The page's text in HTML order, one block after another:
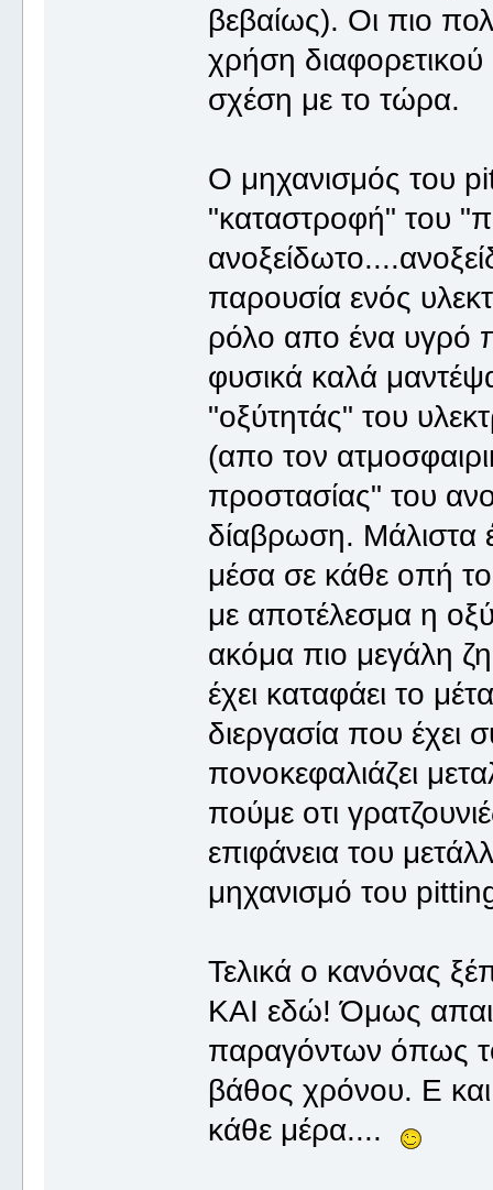
βεβαίως). Οι πιο
χρήση
σχέση με το τώρα.
Ο μηχανισμός του
"καταστροφή" του
παρουσία ενός
ρόλο απο ένα υγρό
φυσικά καλά
"οξύτητάς" του
(απο τον
προστασίας" του
δίαβρωση. Μάλιστα
μέσα σε κάθε οπή
με αποτέλεσμα η
ακόμα πιο μεγάλη
έχει καταφάει το
διεργασία που έχει
πονοκεφαλιάζει
πούμε οτι
επιφάνεια του
μηχανισμό του
Τελικά ο κανόνας
ΚΑΙ εδώ! Όμως
παραγόντων όπως
βάθος χρόνου. Ε και
κάθε μέρα....